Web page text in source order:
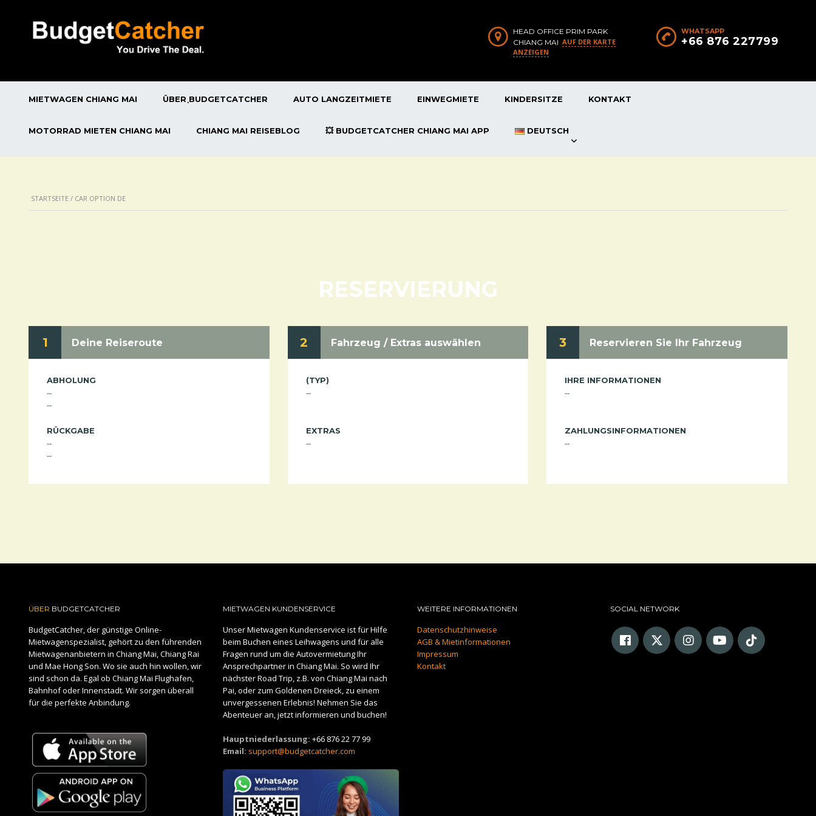
WHATSAPP
+66 876 227799
HEAD OFFICE PRIM PARK
CHIANG MAI AUF DER KARTE
ANZEIGEN
MIETWAGEN CHIANG MAI ÜBER ฺBUDGETCATCHER AUTO LANGZEITMIETE EINWEGMIETE KINDERSITZE KONTAKT
MOTORRAD MIETEN CHIANG MAI CHIANG MAI REISEBLOG 💥 BUDGETCATCHER CHIANG MAI APP DEUTSCH
STARTSEITE / CAR OPTION DE
RESERVIERUNG
1 Deine Reiseroute
ABHOLUNG
--
--
RÜCKGABE
--
--
2 Fahrzeug / Extras auswählen
(TYP)
--
EXTRAS
--
3 Reservieren Sie Ihr Fahrzeug
IHRE INFORMATIONEN
--
ZAHLUNGSINFORMATIONEN
--
ÜBER BUDGETCATCHER
BudgetCatcher, der günstige Online-
Mietwagenspezialist, gehört zu den führenden
Mietwagenanbietern in Chiang Mai, Chiang Rai
und Mae Hong Son. Wo sie auch hin wollen, wir
sind schon da. Egal ob Chiang Mai Flughafen,
Bahnhof oder Innenstadt. Wir sorgen überall
für die perfekte Anbindung.
MIETWAGEN KUNDENSERVICE
Unser Mietwagen Kundenservice ist für Hilfe
beim Buchen eines Leihwagens und für alle
Fragen rund um die Autovermietung Ihr
Ansprechpartner in Chiang Mai. So wird Ihr
nächster Road Trip, z.B. von Chiang Mai nach
Pai, oder zum Goldenen Dreieck, zu einem
unvergessenen Erlebnis! Nehmen Sie das
Abenteuer an, jetzt informieren und buchen!
Hauptniederlassung: +66 876 22 77 99
Email: support@budgetcatcher.com
WEITERE INFORMATIONEN
Datenschutzhinweise
AGB & Mietinformationen
Impressum
Kontakt
SOCIAL NETWORK